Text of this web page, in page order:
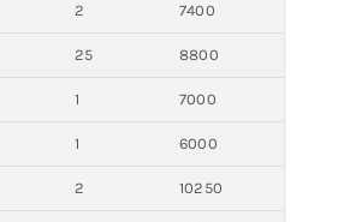
2 7400
25 8800
1 7000
1 6000
2 10250